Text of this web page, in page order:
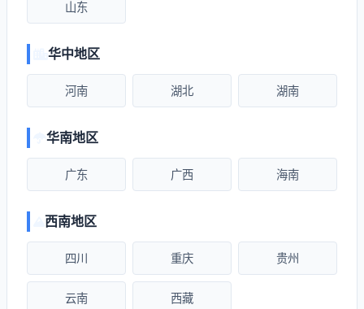
山东
华中地区
河南 湖北 湖南
华南地区
广东 广西 海南
西南地区
四川 重庆 贵州
云南 西藏